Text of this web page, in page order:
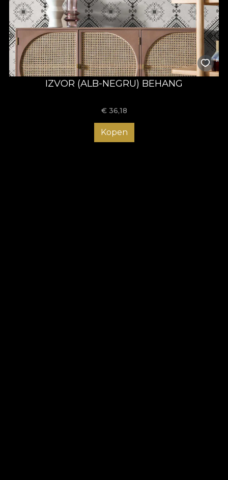
IZVOR (ALB-NEGRU) BEHANG
€ 36,18
Kopen